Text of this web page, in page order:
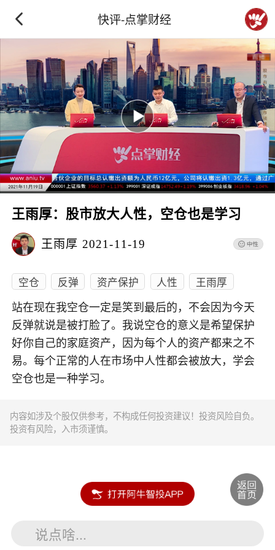
快评-点掌财经
王雨厚：股市放大人性，空仓也是学习
王雨厚 2021-11-19
空仓 反弹 资产保护 人性 王雨厚
站在现在我空仓一定是笑到最后的，不会因为今天
反弹就说是被打脸了。我说空仓的意义是希望保护
好你自己的家庭资产，因为每个人的资产都来之不
易。每个正常的人在市场中人性都会被放大，学会
空仓也是一种学习。
内容如涉及个股仅供参考，不构成任何投资建议！投资风险自负。
投资有风险，入市须谨慎。
说点啥...